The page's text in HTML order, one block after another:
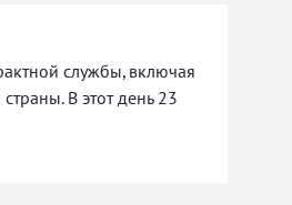
службы, включая
В этот день 23